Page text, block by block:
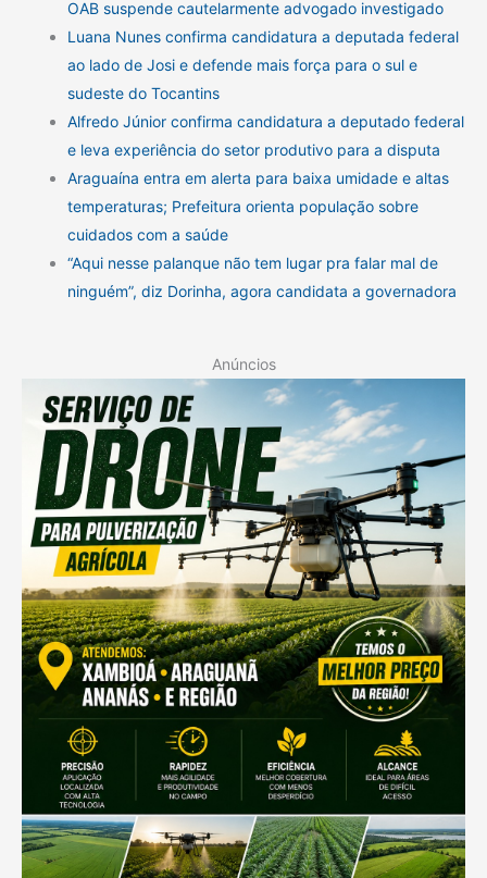
OAB suspende cautelarmente advogado investigado
Luana Nunes confirma candidatura a deputada federal
ao lado de Josi e defende mais força para o sul e
sudeste do Tocantins
Alfredo Júnior confirma candidatura a deputado federal
e leva experiência do setor produtivo para a disputa
Araguaína entra em alerta para baixa umidade e altas
temperaturas; Prefeitura orienta população sobre
cuidados com a saúde
“Aqui nesse palanque não tem lugar pra falar mal de
ninguém”, diz Dorinha, agora candidata a governadora
Anúncios